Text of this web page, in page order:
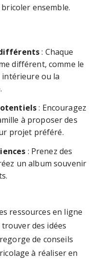
ensemble.
: Chaque
différent, comme le
intérieure ou la
: Encouragez
à proposer des
projet préféré.
: Prenez des
un album souvenir
ressources en ligne
des idées
de conseils
à réaliser en